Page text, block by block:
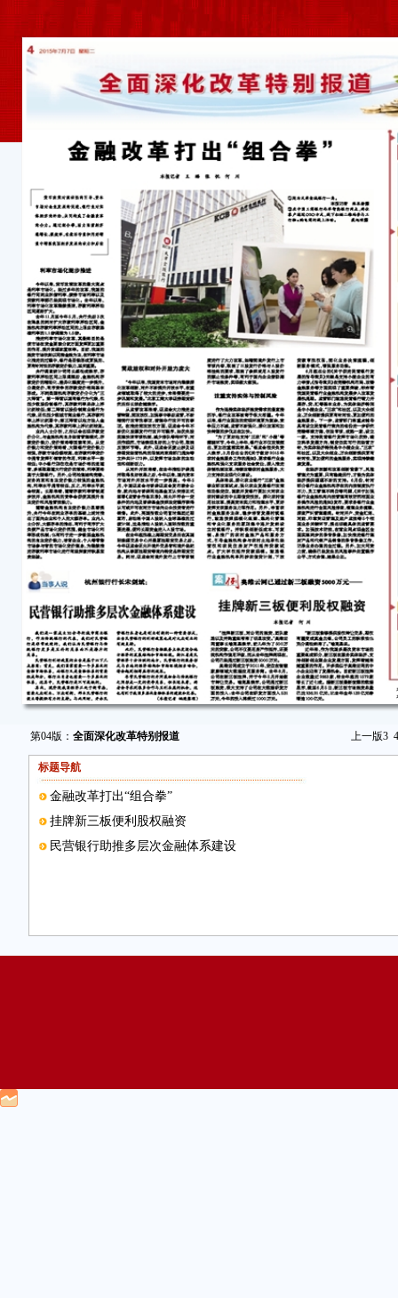
第04版： 全面深化改革特别报道 上一版3 4
标题导航
金融改革打出“组合拳”
挂牌新三板便利股权融资
民营银行助推多层次金融体系建设